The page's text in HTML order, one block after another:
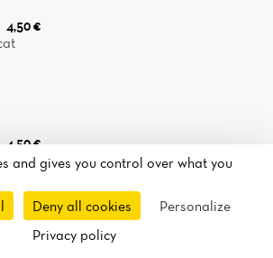
4,50 €
4,50 €
et avocat
Delivery Route
and gives you control over what you
Deny all cookies
Personalize
Privacy policy